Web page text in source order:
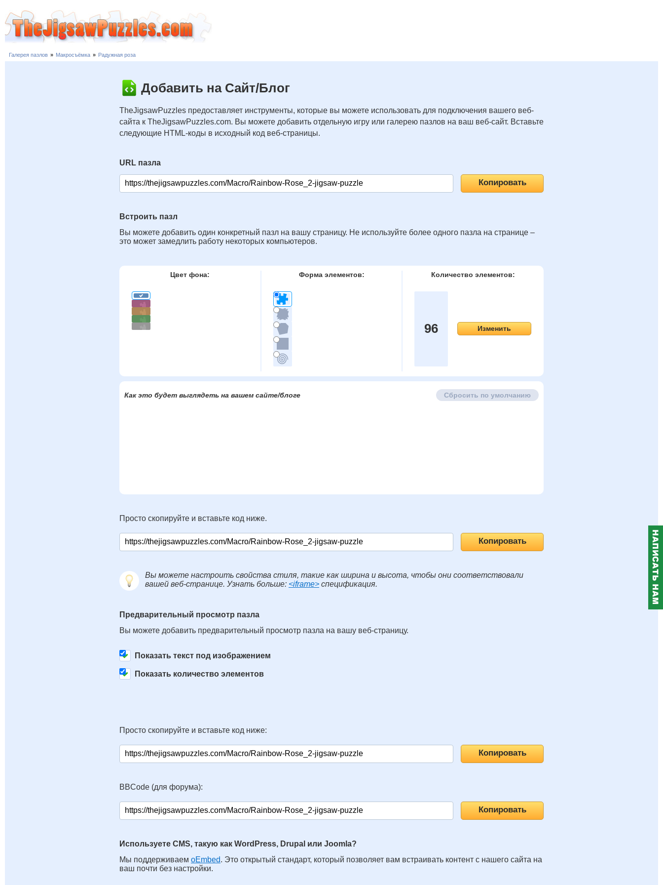
Галерея пазлов » Макросъёмка » Радужная роза
Добавить на Сайт/Блог
TheJigsawPuzzles предоставляет инструменты, которые вы можете использовать для подключения вашего веб-
сайта к TheJigsawPuzzles.com. Вы можете добавить отдельную игру или галерею пазлов на ваш веб-сайт. Вставьте
следующие HTML-коды в исходный код веб-страницы.
URL пазла
Встроить пазл
Вы можете добавить один конкретный пазл на вашу страницу. Не используйте более одного пазла на странице –
это может замедлить работу некоторых компьютеров.
Цвет фона: Форма элементов: Количество элементов:
96 Изменить
Как это будет выглядеть на вашем сайте/блоге Сбросить по умолчанию
Просто скопируйте и вставьте код ниже.
Вы можете настроить свойства стиля, такие как ширина и высота, чтобы они соответствовали
вашей веб-странице. Узнать больше: <iframe> спецификация.
Предварительный просмотр пазла
Вы можете добавить предварительный просмотр пазла на вашу веб-страницу.
Показать текст под изображением
Показать количество элементов
Просто скопируйте и вставьте код ниже:
BBCode (для форума):
Используете CMS, такую как WordPress, Drupal или Joomla?
Мы поддерживаем oEmbed. Это открытый стандарт, который позволяет вам встраивать контент с нашего сайта на
ваш почти без настройки.